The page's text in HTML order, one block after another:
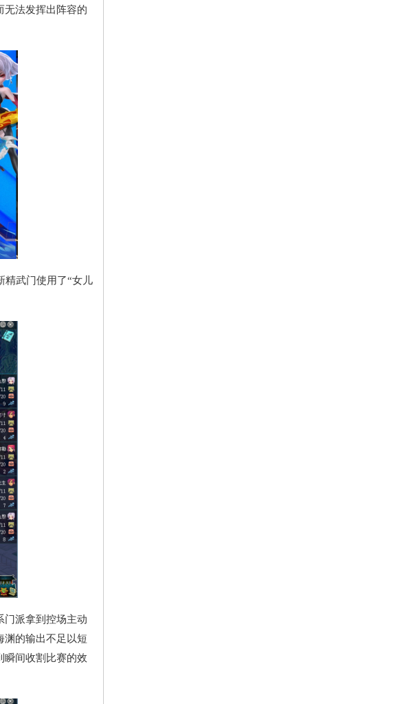
无法发挥出阵容的
武门使用了“女儿
派拿到控场主动
渊的输出不足以短
瞬间收割比赛的效